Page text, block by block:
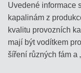
Uvedené informace
kapalinám z
kvalitu provozních
mají být vodítkem
šíření různých fám a